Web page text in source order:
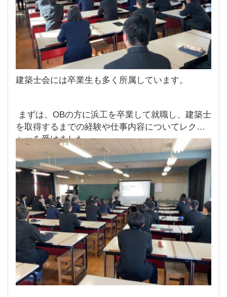
建築士会には卒業生も多く所属しています。
まずは、OBの方に浜工を卒業して就職し、建築士
を取得するまでの経験や仕事内容についてレクチ
ャーを受けました。